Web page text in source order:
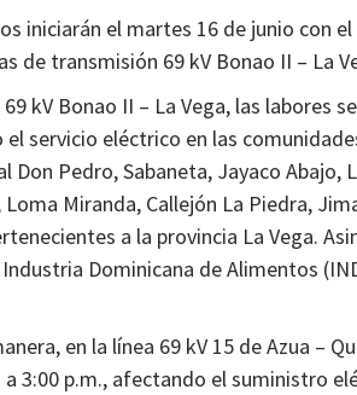
iniciarán el martes 16 de junio con
de transmisión 69 kV Bonao II – La
69 kV Bonao II – La Vega, las labores
servicio eléctrico en las
Don Pedro, Sabaneta, Jayaco
Loma Miranda, Callejón La Piedra,
a la provincia La Vega.
Dominicana de Alimentos
en la línea 69 kV 15 de Azua –
a 3:00 p.m., afectando el suministro